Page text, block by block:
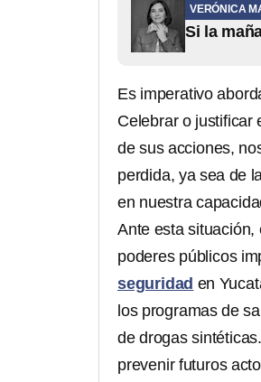
VERÓNICA
Si la
Es imperativo
Celebrar o justificar
de sus acciones,
perdida, ya sea de
en nuestra
Ante esta situación,
poderes públicos
seguridad en
los programas de
de drogas
prevenir futuros